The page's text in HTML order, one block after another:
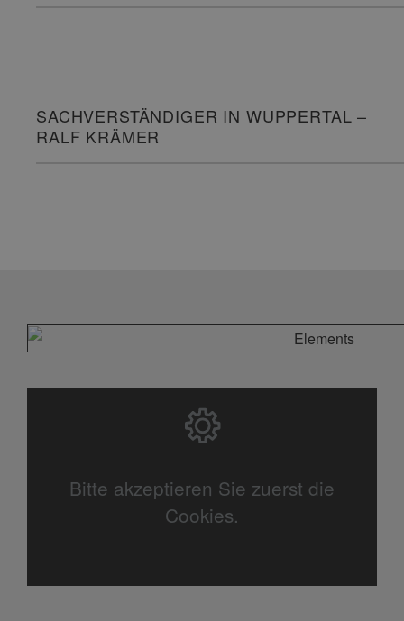
SACHVERSTÄNDIGER IN WUPPERTAL –
RALF KRÄMER
Bitte akzeptieren Sie zuerst die
Cookies.